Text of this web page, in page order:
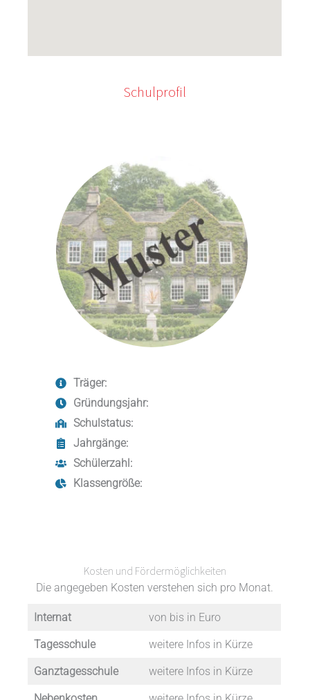
Schulprofil
Träger:
Gründungsjahr:
Schulstatus:
Jahrgänge:
Schülerzahl:
Klassengröße:
Kosten und Fördermöglichkeiten
Die angegeben Kosten verstehen sich pro Monat.
Internat von bis in Euro
Tagesschule weitere Infos in Kürze
Ganztagesschule weitere Infos in Kürze